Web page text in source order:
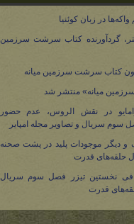
در زبان کوئنیا
گردآورنده کتاب سرشت سرزمین
کتاب سرشت سرزمین میانه
میانه» منتشر شد
در نقش الروس، عدم حضور
سوم سریال و تصاویر مجله امپایر
و دیگر موجودات پلید در پشت صحنه
حلقه‌های قدرت
نخستین تیزر فصل سوم سریال
قدرت